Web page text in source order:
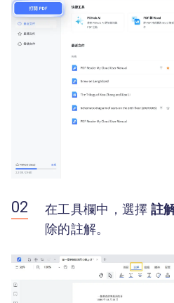
在工具欄中，選擇 註
除的註解。